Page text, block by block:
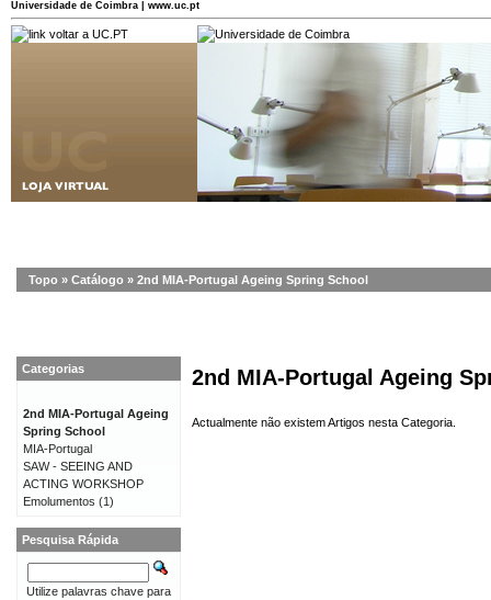
Universidade de Coimbra | www.uc.pt
Topo » Catálogo » 2nd MIA-Portugal Ageing Spring School
2nd MIA-Portugal Ageing
Actualmente não existem Artigos nesta Categoria.
Categorias
2nd MIA-Portugal Ageing
Spring School
MIA-Portugal
SAW - SEEING AND
ACTING WORKSHOP
Emolumentos (1)
Pesquisa Rápida
Utilize palavras chave para